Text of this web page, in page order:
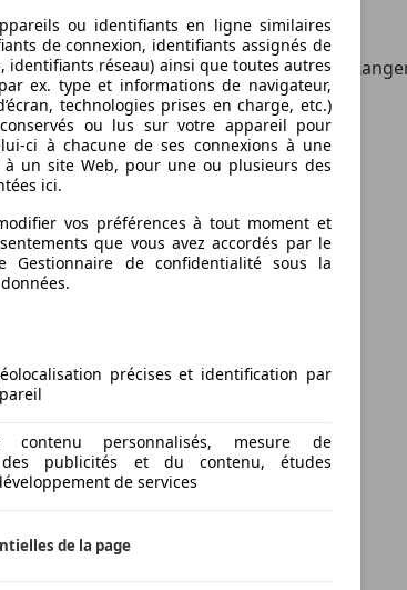
Camera | Navi | AdaptiveCruise |
ou identifiants en ligne similaires
de connexion, identifiants assignés de
identifiants réseau) ainsi que toutes autres
ex. type et informations de navigateur,
technologies prises en charge, etc.)
ou lus sur votre appareil pour
ci à chacune de ses connexions à une
un site Web, pour une ou plusieurs des
ici.
vos préférences à tout moment et
que vous avez accordés par le
Gestionnaire de confidentialité sous la
précises et identification par
contenu personnalisés, mesure de
des publicités et du contenu, études
de services
de la page